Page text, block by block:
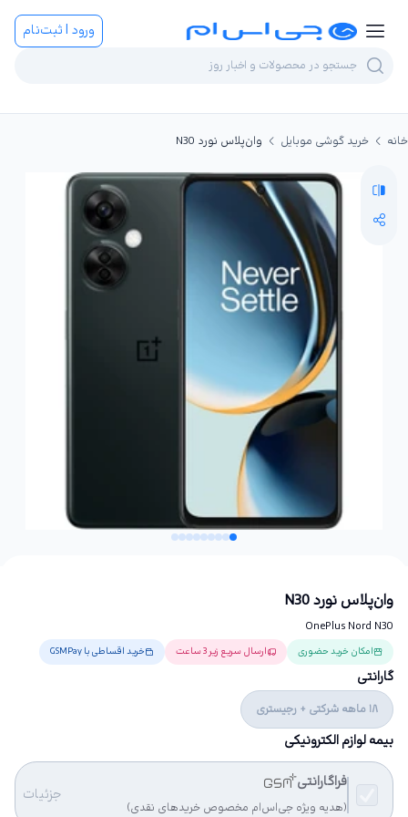
ورود | ثبت‌نام
خانه خرید گوشی موبایل وان‌پلاس نورد N30
وان‌پلاس نورد N30
OnePlus Nord N30
امکان خرید حضوری ارسال سریع زیر 3 ساعت خرید اقساطی با GSMPay
گارانتی
18 ماهه شرکتی + رجیستری
بیمه لوازم الکترونیکی
فراگارانتی
(هدیه ویژه جی‌اس‌ام مخصوص خریدهای نقدی)
جزئیات